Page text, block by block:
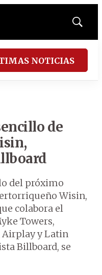
Mostrar
NOTICIAS
de
del próximo
Wisin,
colabora el
Towers,
Airplay y Latin
Billboard, se